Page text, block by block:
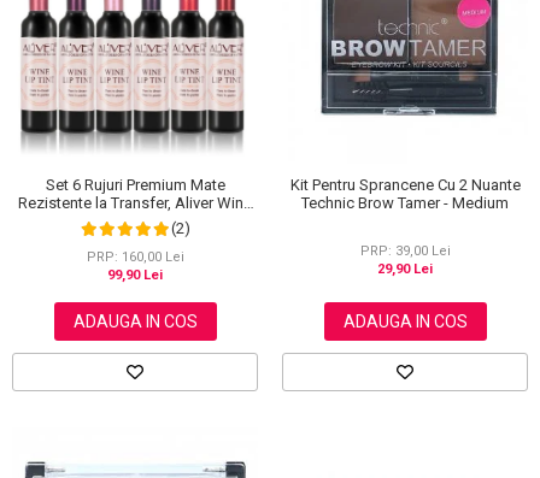
Scrub / Balsam de buze
Netestate pe Animale
Set 6 Rujuri Premium Mate
Rezistente la Transfer, Aliver Wine
Lip Tint Waterproof, 7 g X 6 buc
(2)
PRP: 160,00 Lei
99,90 Lei
ADAUGA IN COS
Kit Pentru Sprancene Cu 2 Nuante
Technic Brow Tamer - Medium
PRP: 39,00 Lei
29,90 Lei
ADAUGA IN COS